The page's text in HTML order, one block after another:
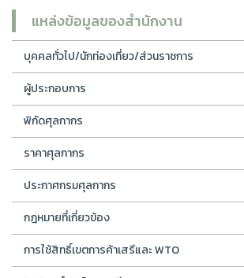
แหล่งข้อมูลของสำนักงาน
บุคคลทั่วไป/นักท่องเที่ยว/ส่วนราชการ
ผู้ประกอบการ
พิกัดศุลกากร
ราคาศุลกากร
ประกาศกรมศุลกากร
กฎหมายที่เกี่ยวข้อง
การใช้สิทธิ์เขตการค้าเสรีและ WTO